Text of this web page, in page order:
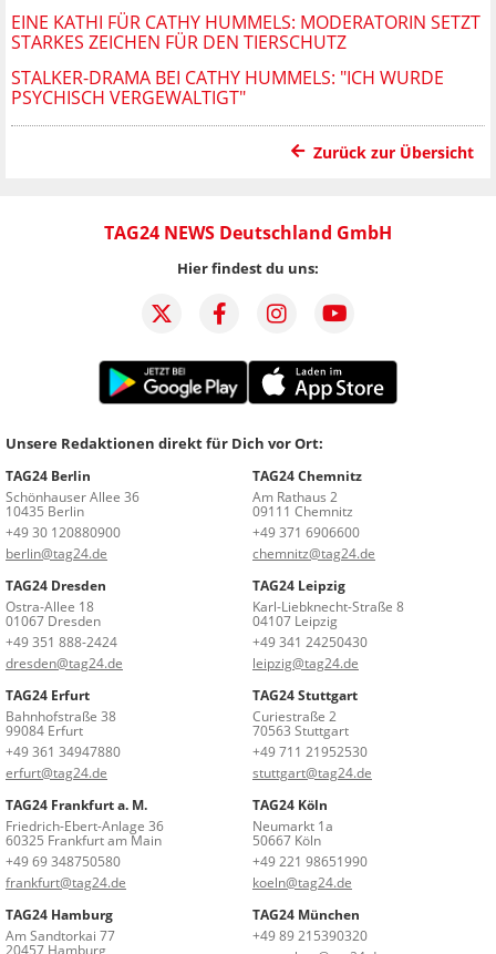
EINE KATHI FÜR CATHY HUMMELS: MODERATORIN SETZT
STARKES ZEICHEN FÜR DEN TIERSCHUTZ
STALKER-DRAMA BEI CATHY HUMMELS: "ICH WURDE
PSYCHISCH VERGEWALTIGT"
Zurück zur Übersicht
TAG24 NEWS Deutschland GmbH
Hier findest du uns:
Unsere Redaktionen direkt für Dich vor Ort:
TAG24 Berlin
Schönhauser Allee 36
10435 Berlin
+49 30 120880900
berlin@tag24.de
TAG24 Chemnitz
Am Rathaus 2
09111 Chemnitz
+49 371 6906600
chemnitz@tag24.de
TAG24 Dresden
Ostra-Allee 18
01067 Dresden
+49 351 888-2424
dresden@tag24.de
TAG24 Leipzig
Karl-Liebknecht-Straße 8
04107 Leipzig
+49 341 24250430
leipzig@tag24.de
TAG24 Erfurt
Bahnhofstraße 38
99084 Erfurt
+49 361 34947880
erfurt@tag24.de
TAG24 Stuttgart
Curiestraße 2
70563 Stuttgart
+49 711 21952530
stuttgart@tag24.de
TAG24 Frankfurt a. M.
Friedrich-Ebert-Anlage 36
60325 Frankfurt am Main
+49 69 348750580
frankfurt@tag24.de
TAG24 Köln
Neumarkt 1a
50667 Köln
+49 221 98651990
koeln@tag24.de
TAG24 Hamburg
Am Sandtorkai 77
20457 Hamburg
TAG24 München
+49 89 215390320